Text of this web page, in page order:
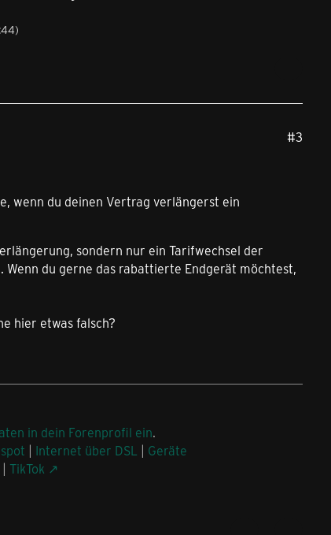
)
#3
wenn du deinen Vertrag verlängerst ein
sondern nur ein Tarifwechsel der
du gerne das rabattierte Endgerät möchtest,
hier etwas falsch?
in dein Forenprofil ein.
| Internet über DSL | Geräte
| TikTok